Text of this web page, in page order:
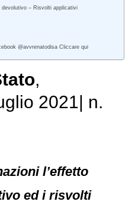
devolutivo – Risvolti applicativi
@avvrenatodisa Cliccare qui
,
2021| n.
l’effetto
ed i risvolti